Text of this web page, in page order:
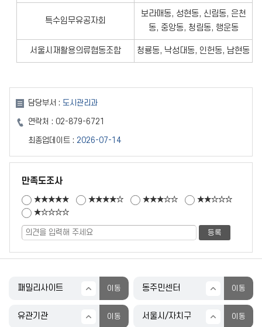
특수임무유공자회
보라매동, 성현동, 신림동, 은천
동, 중앙동, 청림동, 행운동
서울시재활용의류협동조합 청룡동, 낙성대동, 인헌동, 남현동
담당부서 : 도시관리과
연락처 : 02-879-6721
최종업데이트 : 2026-07-14
만족도조사
★★★★★ ★★★★☆ ★★★☆☆
★★☆☆☆
★☆☆☆☆